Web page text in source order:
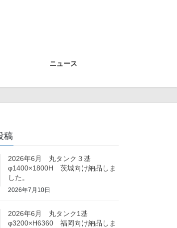
ニュース
稿
2026年6月 丸タンク３基
φ1400×1800H 茨城向け納品しま
した。
2026年7月10日
2026年6月 丸タンク1基
φ3200×H6360 福岡向け納品しま